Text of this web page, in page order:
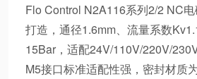
Flo Control N2A116系列2/2 NC
打造，通径1.6mm、流量系数
15Bar，适配24V/110V/220V/
M5接口标准适配性强，密封材质